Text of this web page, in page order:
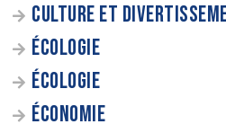
CULTURE ET
ÉCOLOGIE
ÉCOLOGIE
ÉCONOMIE